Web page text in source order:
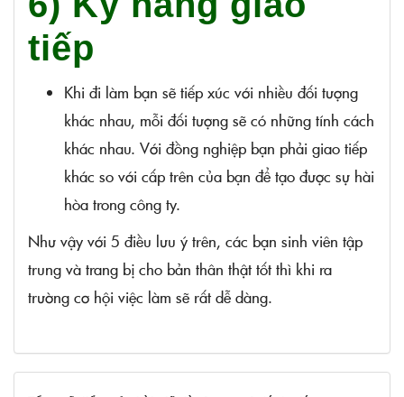
tiếp
Khi đi làm bạn sẽ tiếp xúc với nhiều đối tượng
khác nhau, mỗi đối tượng sẽ có những tính cách
khác nhau. Với đồng nghiệp bạn phải giao tiếp
khác so với cấp trên của bạn để tạo được sự hài
hòa trong công ty.
Như vậy với 5 điều lưu ý trên, các bạn sinh viên tập
trung và trang bị cho bản thân thật tốt thì khi ra
trường cơ hội việc làm sẽ rất dễ dàng.